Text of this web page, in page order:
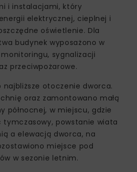
i instalacjami, który
elektrycznej, cieplnej i
oświetlenie. Dla
budynek wyposażono w
sygnalizacji
przeciwpożarowe.
najbliższe otoczenie dworca.
oraz zamontowano małą
północnej, w miejscu, gdzie
tymczasowy, powstanie wiata
a elewacją dworca, na
miejsce pod
w sezonie letnim.